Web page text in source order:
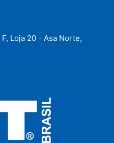
Loja 20 - Asa Norte,